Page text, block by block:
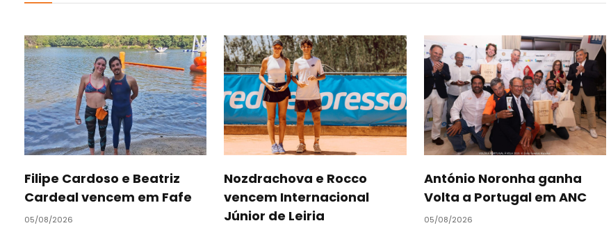
Filipe Cardoso e Beatriz
Cardeal vencem em Fafe
05/08/2026
Nozdrachova e Rocco
vencem Internacional
Júnior de Leiria
António Noronha ganha
Volta a Portugal em ANC
05/08/2026